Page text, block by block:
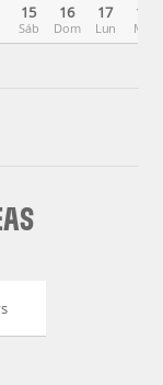
15
Sáb
16
Dom
17
Lun
18
Mar